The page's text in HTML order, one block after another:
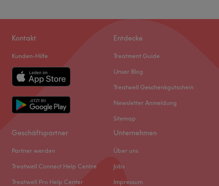
Kontakt
Kunden-Hilfe
Entdecke
Treatment Guide
Unser Blog
Treatwell Geschenkgutschein
Newsletter Anmeldung
Sitemap
Geschäftspartner
Partner werden
Treatwell Connect Help Centre
Treatwell Pro Help Center
Unternehmen
Über uns
Jobs
Impressum